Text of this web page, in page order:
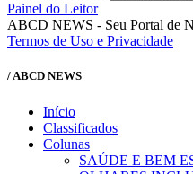
Painel do Leitor
ABCD NEWS - Seu Portal de
Termos de Uso e Privacidade
/ ABCD NEWS
Início
Classificados
Colunas
SAÚDE E BEM